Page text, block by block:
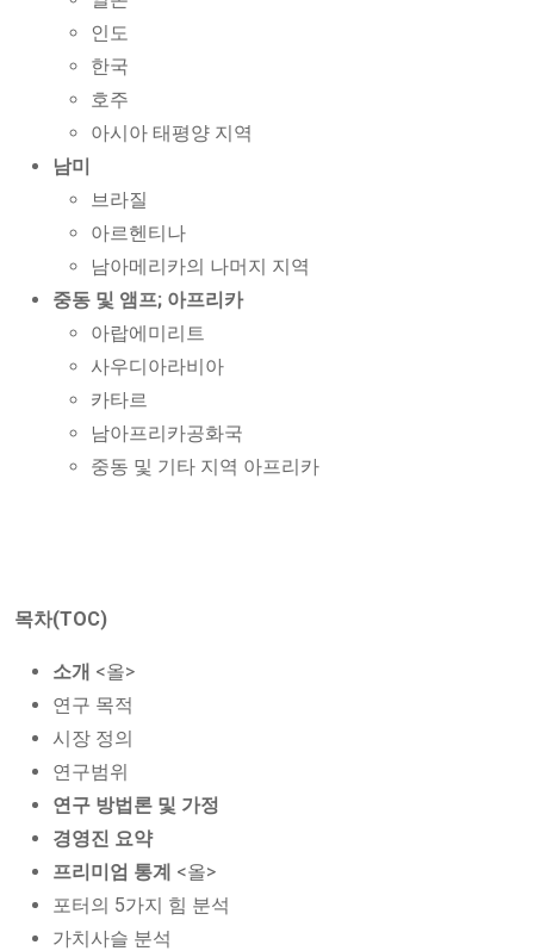
인도
한국
호주
아시아 태평양 지역
남미
브라질
아르헨티나
남아메리카의 나머지 지역
중동 및 앰프; 아프리카
아랍에미리트
사우디아라비아
카타르
남아프리카공화국
중동 및 기타 지역 아프리카
목차(TOC)
소개 <올>
연구 목적
시장 정의
연구범위
연구 방법론 및 가정
경영진 요약
프리미엄 통계 <올>
포터의 5가지 힘 분석
가치사슬 분석